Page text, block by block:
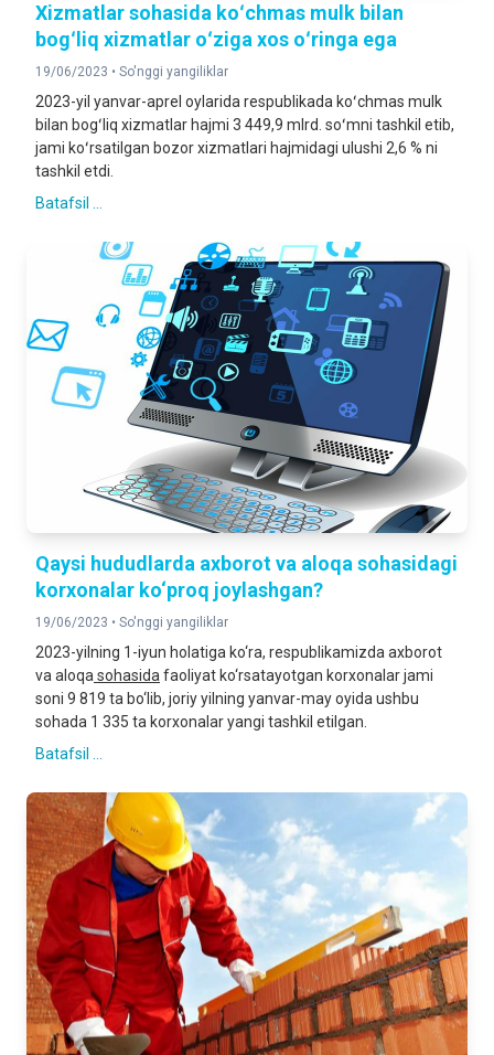
Xizmatlar sohasida koʻchmas mulk bilan
bogʻliq xizmatlar oʻziga xos oʻringa ega
19/06/2023 • So'nggi yangiliklar
2023-yil yanvar-aprel oylarida respublikada koʻchmas mulk
bilan bogʻliq xizmatlar hajmi 3 449,9 mlrd. soʻmni tashkil etib,
jami koʻrsatilgan bozor xizmatlari hajmidagi ulushi 2,6 % ni
tashkil etdi.
Batafsil ...
Qaysi hududlarda axborot va aloqa sohasidagi
korxonalar ko‘proq joylashgan?
19/06/2023 • So'nggi yangiliklar
2023-yilning 1-iyun holatiga ko‘ra, respublikamizda axborot
va aloqa sohasida faoliyat ko‘rsatayotgan korxonalar jami
soni 9 819 ta bo‘lib, joriy yilning yanvar-may oyida ushbu
sohada 1 335 ta korxonalar yangi tashkil etilgan.
Batafsil ...